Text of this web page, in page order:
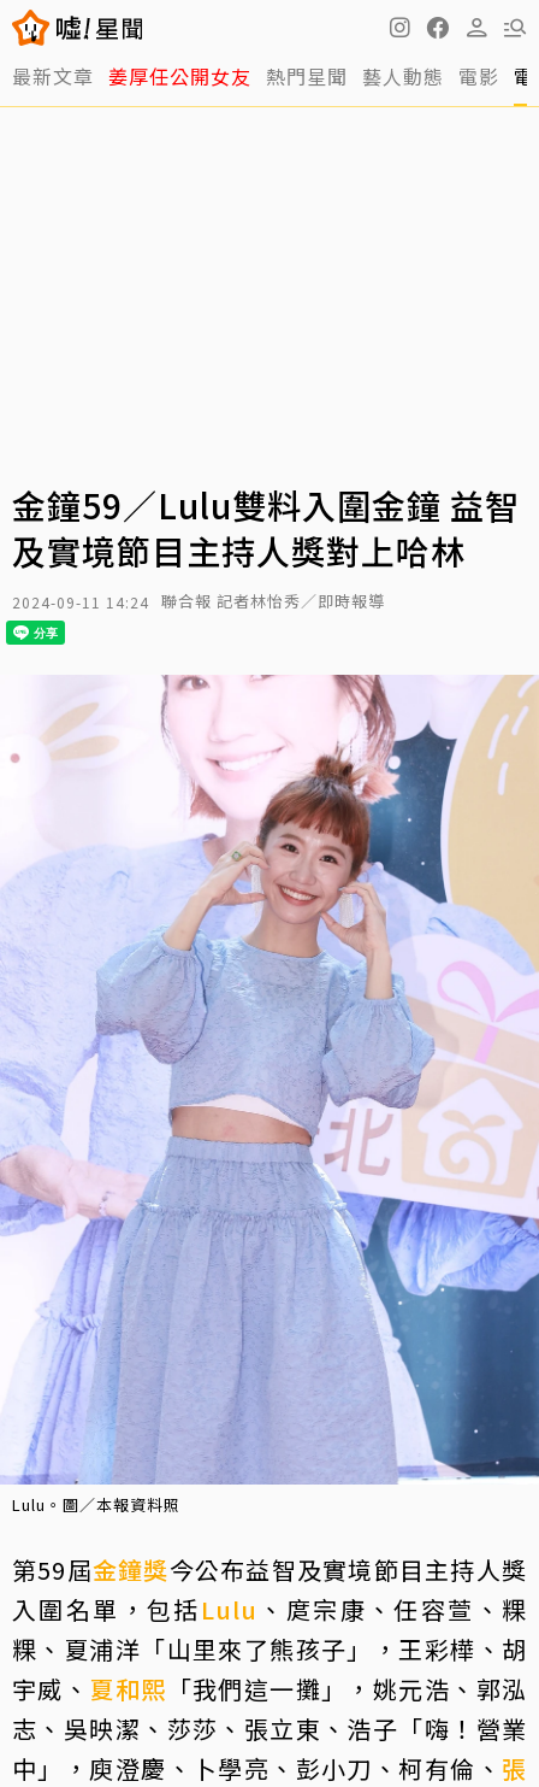
最新文章 姜厚任公開女友 熱門星聞 藝人動態 電影
金鐘59／Lulu雙料入圍金鐘 益智
及實境節目主持人獎對上哈林
2024-09-11 14:24 聯合報 記者林怡秀／即時報導
Lulu。圖／本報資料照
第59屆金鐘獎今公布益智及實境節目主持人獎
入圍名單，包括Lulu 、庹宗康、任容萱、粿
粿、夏浦洋「山里來了熊孩子」，王彩樺、胡
宇威、 夏和熙 「我們這一攤」，姚元浩、郭泓
志、吳映潔、莎莎、張立東、浩子「嗨！營業
中」，庾澄慶、卜學亮、彭小刀、柯有倫、 張